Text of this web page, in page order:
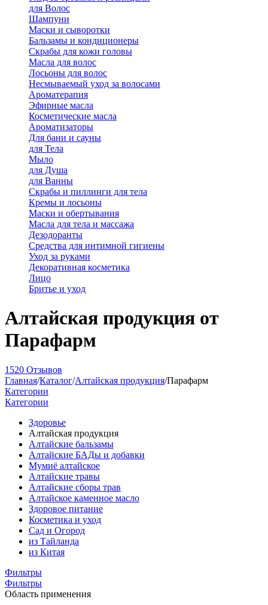
для Волос
Шампуни
Маски и сыворотки
Бальзамы и кондиционеры
Скрабы для кожи головы
Масла для волос
Лосьоны для волос
Несмываемый уход за волосами
Ароматерапия
Эфирные масла
Косметические масла
Ароматизаторы
Для бани и сауны
для Тела
Мыло
для Душа
для Ванны
Скрабы и пиллинги для тела
Кремы и лосьоны
Маски и обертывания
Масла для тела и массажа
Дезодоранты
Средства для интимной гигиены
Уход за руками
Декоративная косметика
Лицо
Бритье и уход
Алтайская продукция от
Парафарм
1520 Отзывов
Главная/Каталог/Алтайская продукция/Парафарм
Категории
Категории
Здоровье
Алтайская продукция
Алтайские бальзамы
Алтайские БАДы и добавки
Мумиё алтайское
Алтайские травы
Алтайские сборы трав
Алтайское каменное масло
Здоровое питание
Косметика и уход
Сад и Огород
из Тайланда
из Китая
Фильтры
Фильтры
Область применения